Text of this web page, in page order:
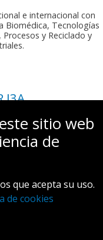
e internacional con
Biomédica, Tecnologías
y Reciclado y
I3A
envíanos un correo a:
sitio web
de
que acepta su uso.
de cookies